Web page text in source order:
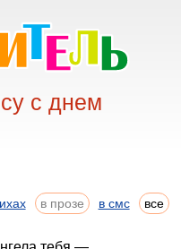
с днем
в прозе в смс все